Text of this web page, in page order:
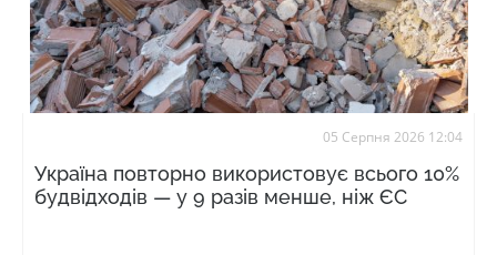
05 Серпня 2026 12:04
Україна повторно використовує всього 10%
будвідходів — у 9 разів менше, ніж ЄС